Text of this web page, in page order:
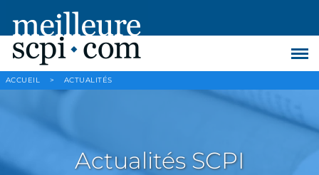
ACCUEIL > ACTUALITÉS
Actualités SCPI